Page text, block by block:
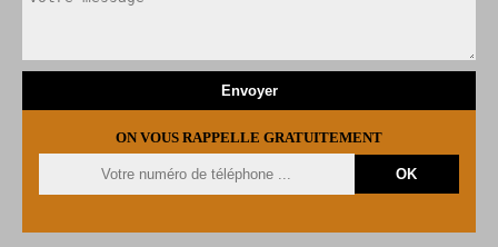
ON VOUS RAPPELLE GRATUITEMENT